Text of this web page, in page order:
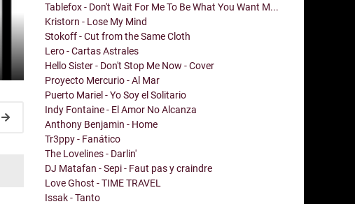
Tablefox - Don't Wait For Me To Be What You Want M...
Kristorn - Lose My Mind
Stokoff - Cut from the Same Cloth
Lero - Cartas Astrales
Hello Sister - Don't Stop Me Now - Cover
Proyecto Mercurio - Al Mar
Puerto Mariel - Yo Soy el Solitario
Indy Fontaine - El Amor No Alcanza
Anthony Benjamin - Home
Tr3ppy - Fanático
The Lovelines - Darlin'
DJ Matafan - Sepi - Faut pas y craindre
Love Ghost - TIME TRAVEL
Issak - Tanto